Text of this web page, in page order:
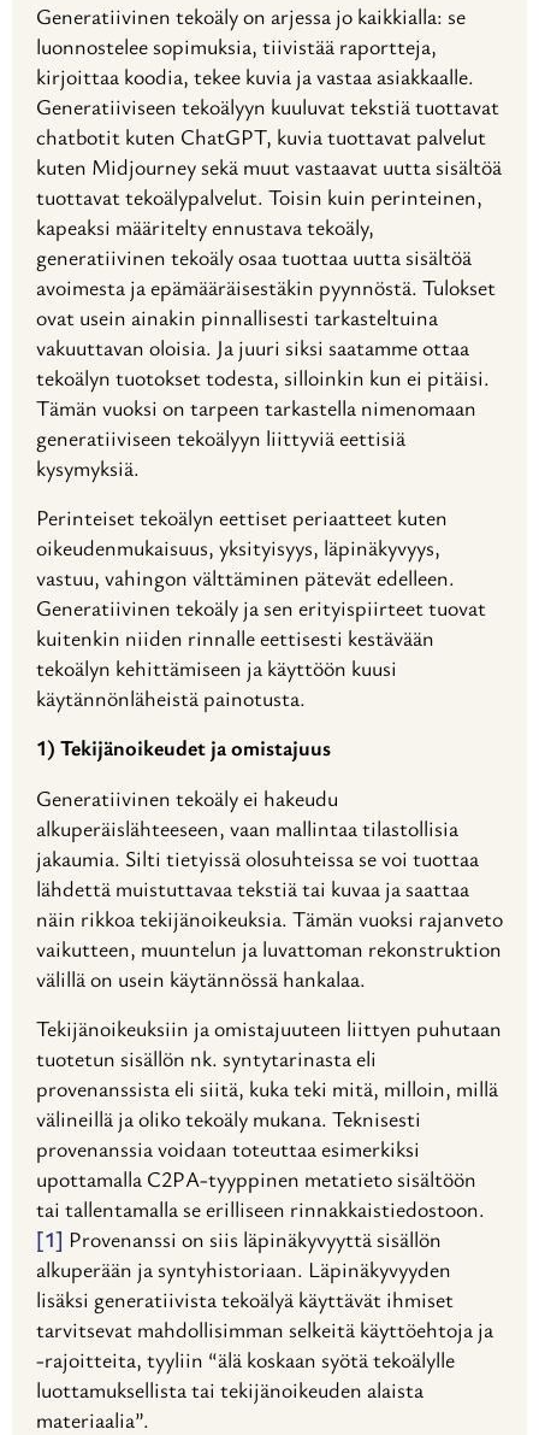
Generatiivinen tekoäly on arjessa jo kaikkialla: se
luonnostelee sopimuksia, tiivistää raportteja,
kirjoittaa koodia, tekee kuvia ja vastaa asiakkaalle.
Generatiiviseen tekoälyyn kuuluvat tekstiä tuottavat
chatbotit kuten ChatGPT, kuvia tuottavat palvelut
kuten Midjourney sekä muut vastaavat uutta sisältöä
tuottavat tekoälypalvelut. Toisin kuin perinteinen,
kapeaksi määritelty ennustava tekoäly,
generatiivinen tekoäly osaa tuottaa uutta sisältöä
avoimesta ja epämääräisestäkin pyynnöstä. Tulokset
ovat usein ainakin pinnallisesti tarkasteltuina
vakuuttavan oloisia. Ja juuri siksi saatamme ottaa
tekoälyn tuotokset todesta, silloinkin kun ei pitäisi.
Tämän vuoksi on tarpeen tarkastella nimenomaan
generatiiviseen tekoälyyn liittyviä eettisiä
kysymyksiä.
Perinteiset tekoälyn eettiset periaatteet kuten
oikeudenmukaisuus, yksityisyys, läpinäkyvyys,
vastuu, vahingon välttäminen pätevät edelleen.
Generatiivinen tekoäly ja sen erityispiirteet tuovat
kuitenkin niiden rinnalle eettisesti kestävään
tekoälyn kehittämiseen ja käyttöön kuusi
käytännönläheistä painotusta.
1) Tekijänoikeudet ja omistajuus
Generatiivinen tekoäly ei hakeudu
alkuperäislähteeseen, vaan mallintaa tilastollisia
jakaumia. Silti tietyissä olosuhteissa se voi tuottaa
lähdettä muistuttavaa tekstiä tai kuvaa ja saattaa
näin rikkoa tekijänoikeuksia. Tämän vuoksi rajanveto
vaikutteen, muuntelun ja luvattoman rekonstruktion
välillä on usein käytännössä hankalaa.
Tekijänoikeuksiin ja omistajuuteen liittyen puhutaan
tuotetun sisällön nk. syntytarinasta eli
provenanssista eli siitä, kuka teki mitä, milloin, millä
välineillä ja oliko tekoäly mukana. Teknisesti
provenanssia voidaan toteuttaa esimerkiksi
upottamalla C2PA-tyyppinen metatieto sisältöön
tai tallentamalla se erilliseen rinnakkaistiedostoon.
[1] Provenanssi on siis läpinäkyvyyttä sisällön
alkuperään ja syntyhistoriaan. Läpinäkyvyyden
lisäksi generatiivista tekoälyä käyttävät ihmiset
tarvitsevat mahdollisimman selkeitä käyttöehtoja ja
-rajoitteita, tyyliin “älä koskaan syötä tekoälylle
luottamuksellista tai tekijänoikeuden alaista
materiaalia”.